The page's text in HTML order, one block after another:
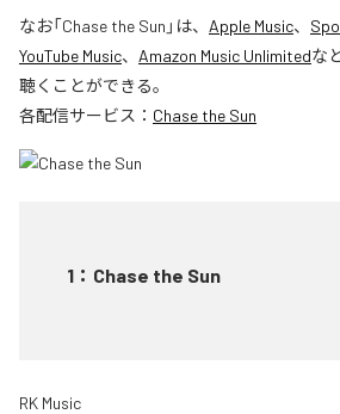
なお「Chase the Sun 」は、 Apple Music、
YouTube Music、 Amazon Music Unlimitedな
聴くことができる。
各配信サービス： Chase the Sun
1 ： Chase the Sun
RK Music